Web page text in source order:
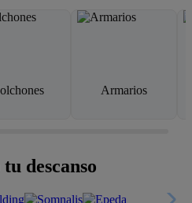
Armarios
descanso